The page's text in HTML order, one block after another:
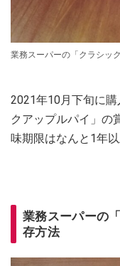
業務スーパーの「クラシッ
2021年10月下旬に
クアップルパイ」の
味期限はなんと1年
業務スーパーの
存方法